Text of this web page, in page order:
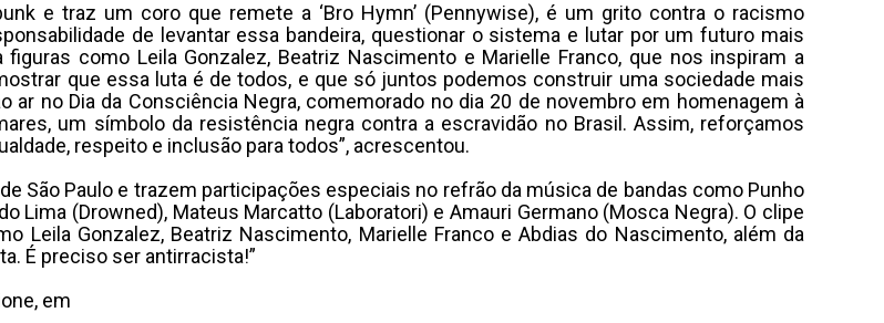
e traz um coro que remete a ‘Bro Hymn’ (Pennywise), é um grito contra o racismo
de levantar essa bandeira, questionar o sistema e lutar por um futuro mais
como Leila Gonzalez, Beatriz Nascimento e Marielle Franco, que nos inspiram a
que essa luta é de todos, e que só juntos podemos construir uma sociedade mais
ar no Dia da Consciência Negra, comemorado no dia 20 de novembro em homenagem à
um símbolo da resistência negra contra a escravidão no Brasil. Assim, reforçamos
respeito e inclusão para todos”, acrescentou.
São Paulo e trazem participações especiais no refrão da música de bandas como Punho
Lima (Drowned), Mateus Marcatto (Laboratori) e Amauri Germano (Mosca Negra). O clipe
Leila Gonzalez, Beatriz Nascimento, Marielle Franco e Abdias do Nascimento, além da
É preciso ser antirracista!”
em